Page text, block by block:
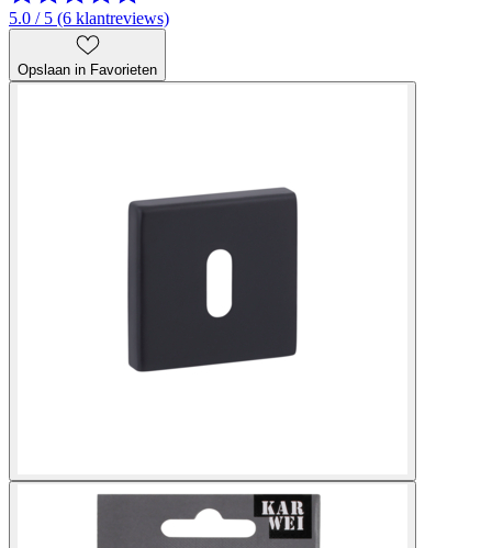
5.0 / 5 (6 klantreviews)
Opslaan in Favorieten